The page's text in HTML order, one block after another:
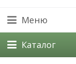
Меню
Каталог